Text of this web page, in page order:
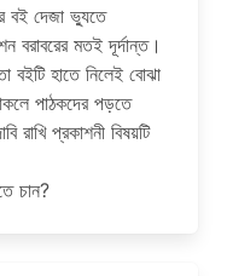
বই দেজা ভ্যুতে
বরাবরের মতই দূর্দান্ত।
হাতে নিলেই বোঝা
পাঠকদের পড়তে
রাখি প্রকাশনী বিষয়টি
চান?